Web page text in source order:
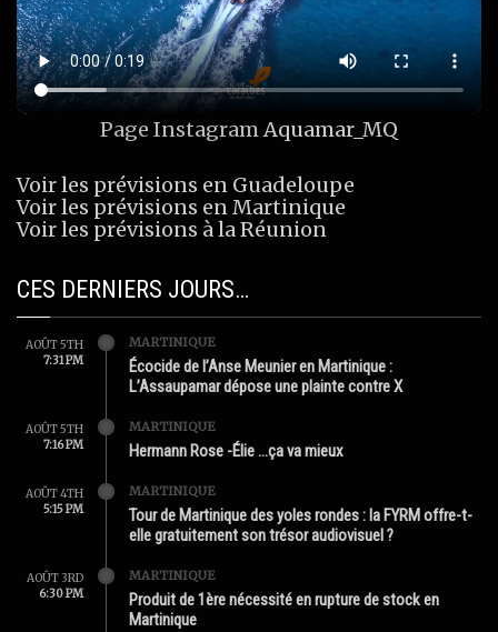
Page InstagramAquamar_MQ
Voir les prévisions en Guadeloupe
Voir les prévisions en Martinique
Voir les prévisions à la Réunion
CES DERNIERS JOURS…
AOÛT 5TH
7:31 PM
MARTINIQUE
Écocide de l’Anse Meunier en Martinique :
L’Assaupamar dépose une plainte contre X
AOÛT 5TH
7:16 PM
MARTINIQUE
Hermann Rose -Élie …ça va mieux
AOÛT 4TH
5:15 PM
MARTINIQUE
Tour de Martinique des yoles rondes : la FYRM offre-t-
elle gratuitement son trésor audiovisuel ?
AOÛT 3RD
6:30 PM
MARTINIQUE
Produit de 1ère nécessité en rupture de stock en
Martinique